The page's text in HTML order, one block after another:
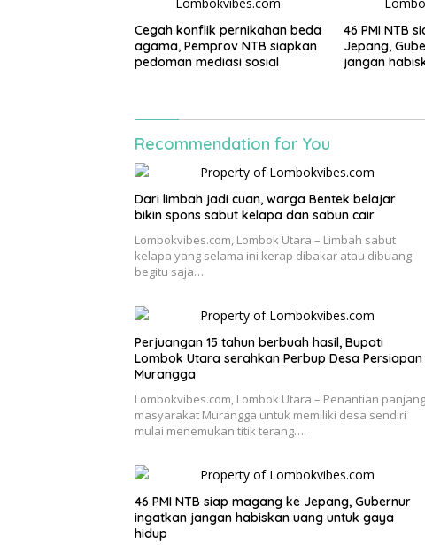
Cegah konflik pernikahan beda
agama, Pemprov NTB siapkan
pedoman mediasi sosial
46 PMI NTB
Jepang,
jangan
Recommendation for You
Dari limbah jadi cuan, warga Bentek belajar
bikin spons sabut kelapa dan sabun cair
Lombokvibes.com, Lombok Utara – Limbah sabut
kelapa yang selama ini kerap dibakar atau dibuang
begitu saja…
Perjuangan 15 tahun berbuah hasil, Bupati
Lombok Utara serahkan Perbup Desa Persiapan
Murangga
Lombokvibes.com, Lombok Utara – Penantian panjang
masyarakat Murangga untuk memiliki desa sendiri
mulai menemukan titik terang….
46 PMI NTB siap magang ke Jepang, Gubernur
ingatkan jangan habiskan uang untuk gaya
hidup